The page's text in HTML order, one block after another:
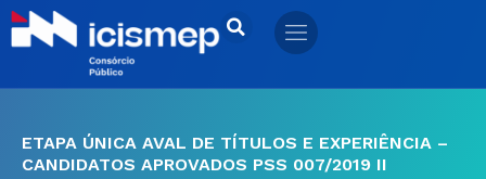
Ir
para
ETAPA ÚNICA AVAL DE TÍTULOS E EXPERIÊNCIA –
CANDIDATOS APROVADOS PSS 007/2019 II